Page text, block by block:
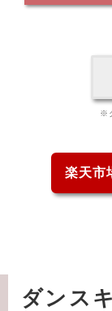
※
楽天市
ダンス